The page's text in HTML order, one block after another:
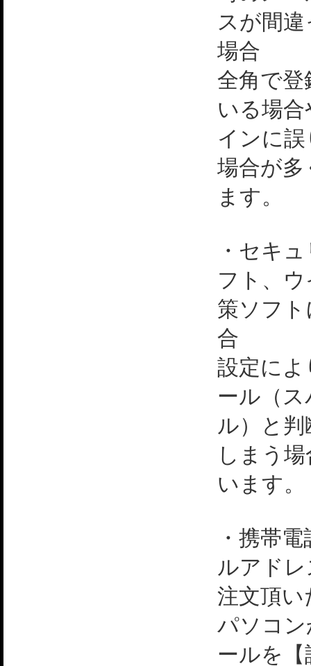
スが間
場合
全角で
いる場
インに
場合が
ます。
・セキ
フト、
策ソフ
合
設定に
ール（
ル）と
しまう
います。
・携帯
ルアド
注文頂い
パソコ
ールを【